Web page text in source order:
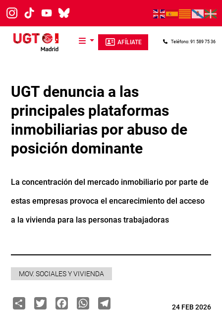
Pasar al contenido principal
AFÍLIATE Teléfono: 91 589 75 36
UGT denuncia a las
principales plataformas
inmobiliarias por abuso de
posición dominante
La concentración del mercado inmobiliario por parte de
estas empresas provoca el encarecimiento del acceso
a la vivienda para las personas trabajadoras
MOV. SOCIALES Y VIVIENDA
ShareTwitterFacebook
WhatsApp
Telegram24 FEB 2026